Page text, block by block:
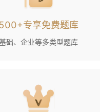
专享免费题库
础、企业等多类型题库